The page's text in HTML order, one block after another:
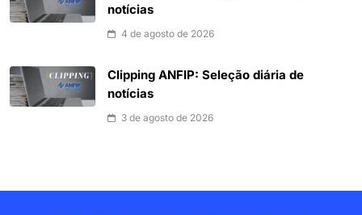
notícias
4 de agosto de 2026
Clipping ANFIP: Seleção diária de
notícias
3 de agosto de 2026